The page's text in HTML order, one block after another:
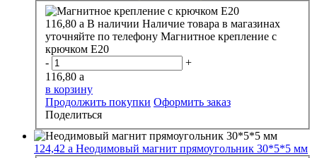
116,80 a В наличии Наличие товара в магазинах
уточняйте по телефону Магнитное крепление с
крючком E20
-
+
116,80 a
в корзину
Продолжить покупки Оформить заказ
Поделиться
124,42 a Неодимовый магнит прямоугольник 30*5*5 мм